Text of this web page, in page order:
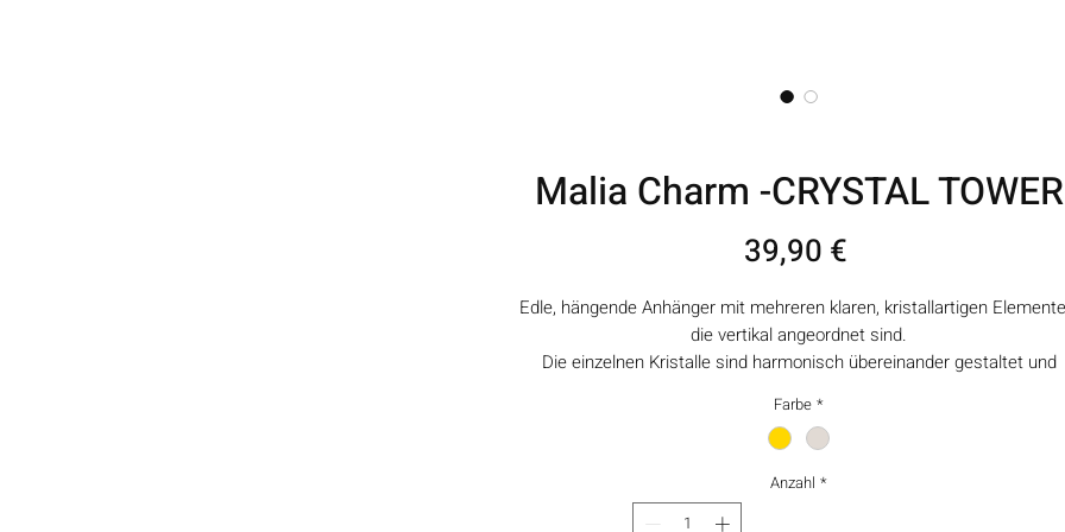
Malia Charm -CRYSTAL TOWER
39,90 €
Edle, hängende Anhänger mit mehreren klaren, kristallartigen
die vertikal angeordnet sind.
Die einzelnen Kristalle sind harmonisch übereinander gestaltet und
Das Design wirkt elegant, modern und leicht – ideal für stilvolle
Tageslooks, ebenso wie für festliche Anlässe.
(ACHTUNG: bei diesem Produkt handelt es sich um Charms OHNE
Farbe *
Anzahl *